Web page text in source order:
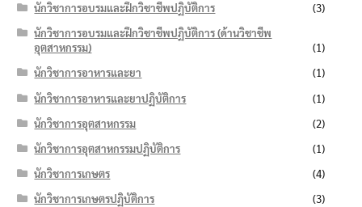
นักวิชาการอบรมและฝึกวิชาชีพปฏิบัติการ
(3)
นักวิชาการอบรมและฝึกวิชาชีพปฏิบัติการ (ด้านวิชาชีพ
อุตสาหกรรม)
(1)
นักวิชาการอาหารและยา
(1)
นักวิชาการอาหารและยาปฏิบัติการ
(1)
นักวิชาการอุตสาหกรรม
(2)
นักวิชาการอุตสาหกรรมปฏิบัติการ
(1)
นักวิชาการเกษตร
(4)
นักวิชาการเกษตรปฏิบัติการ
(3)